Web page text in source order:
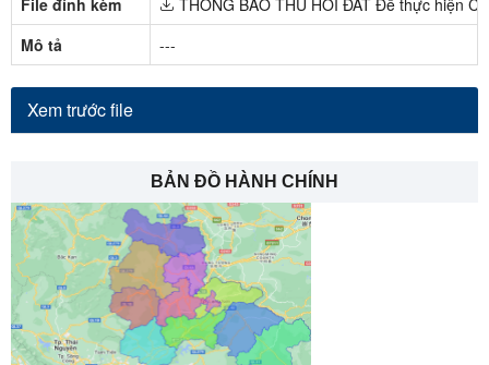
Mô tả
---
Xem trước file
BẢN ĐỒ HÀNH CHÍNH